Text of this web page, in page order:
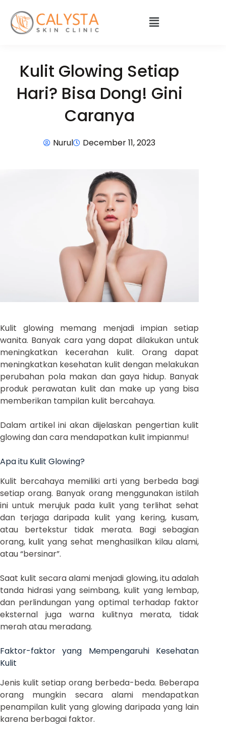
Kulit Glowing Setiap
Hari? Bisa Dong! Gini
Caranya
Nurul December 11, 2023
Kulit glowing memang menjadi impian setiap
wanita. Banyak cara yang dapat dilakukan untuk
meningkatkan kecerahan kulit. Orang dapat
meningkatkan kesehatan kulit dengan melakukan
perubahan pola makan dan gaya hidup. Banyak
produk perawatan kulit dan make up yang bisa
memberikan tampilan kulit bercahaya.
Dalam artikel ini akan dijelaskan pengertian kulit
glowing dan cara mendapatkan kulit impianmu!
Apa itu Kulit Glowing?
Kulit bercahaya memiliki arti yang berbeda bagi
setiap orang. Banyak orang menggunakan istilah
ini untuk merujuk pada kulit yang terlihat sehat
dan terjaga daripada kulit yang kering, kusam,
atau bertekstur tidak merata. Bagi sebagian
orang, kulit yang sehat menghasilkan kilau alami,
atau “bersinar”.
Saat kulit secara alami menjadi glowing, itu adalah
tanda hidrasi yang seimbang, kulit yang lembap,
dan perlindungan yang optimal terhadap faktor
eksternal juga warna kulitnya merata, tidak
merah atau meradang.
Faktor-faktor yang Mempengaruhi Kesehatan
Kulit
Jenis kulit setiap orang berbeda-beda. Beberapa
orang mungkin secara alami mendapatkan
penampilan kulit yang glowing daripada yang lain
karena berbagai faktor.